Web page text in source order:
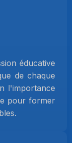
éducative
de chaque
l'importance
pour former